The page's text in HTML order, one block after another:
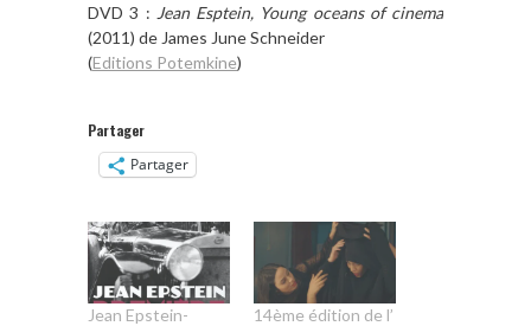
DVD 3 : Jean Esptein, Young oceans of cinema
(2011) de James June Schneider
(Editions Potemkine)
Partager
Partager
Jean Epstein-
14ème édition de l’